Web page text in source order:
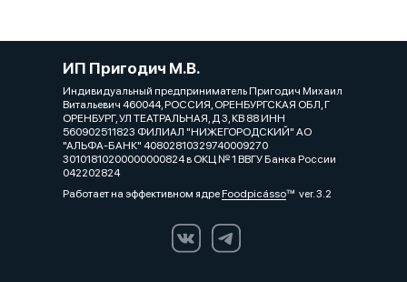
ИП Пригодич М.В.
Индивидуальный предприниматель Пригодич Михаил
Витальевич 460044, РОССИЯ, ОРЕНБУРГСКАЯ ОБЛ, Г
ОРЕНБУРГ, УЛ ТЕАТРАЛЬНАЯ, Д 3, КВ 88 ИНН
560902511823 ФИЛИАЛ "НИЖЕГОРОДСКИЙ" АО
"АЛЬФА-БАНК" 40802810329740009270
30101810200000000824 в ОКЦ № 1 ВВГУ Банка России
042202824
Работает на эффективном ядреFoodpicássover. 3.2